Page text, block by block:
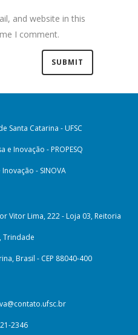
and website in this
I comment.
Santa Catarina - UFSC
Inovação - PROPESQ
- SINOVA
Vitor Lima, 222 - Loja 03, Reitoria
Trindade
Brasil - CEP 88040-400
2346